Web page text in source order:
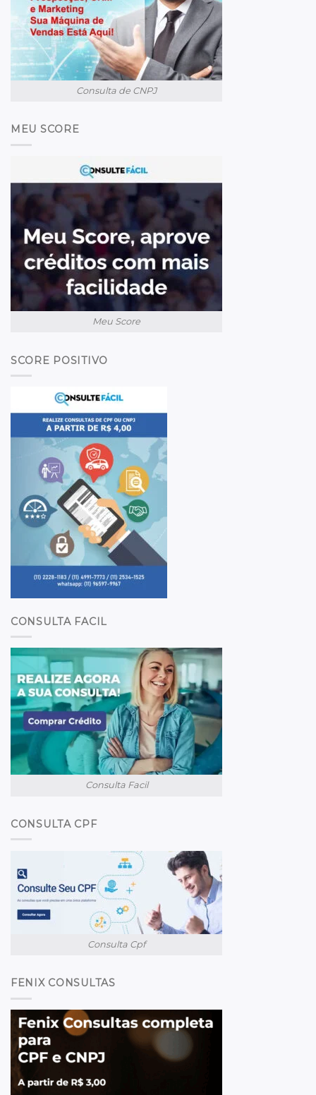
Consulta de CNPJ
MEU SCORE
Meu Score
SCORE POSITIVO
CONSULTA FACIL
Consulta Facil
CONSULTA CPF
Consulta Cpf
FENIX CONSULTAS